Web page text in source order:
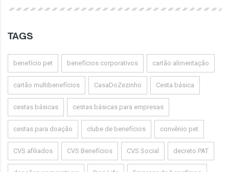
TAGS
benefício pet benefícios corporativos cartão alimentação
cartão multibenefícios CasaDoZezinho Cesta básica
cestas básicas cestas básicas para empresas
cestas para doação clube de benefícios convênio pet
CVS afiliados CVS Benefícios CVS Social decreto PAT